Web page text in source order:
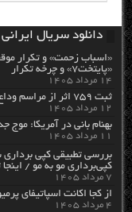
دانلود سریال
«اسباب زحمت» و تکرار
«پایتخت۷» و چرخه تکرار
۱۴ مرداد ۱۴۰۵
ثبت ۷۵۹ اثر از مراسم وداع و تشییع رهبر شهید انقلاب
۱۲ مرداد ۱۴۰۵
بهنام بانی در آمریکا:
۱۱ مرداد ۱۴۰۵
بررسی تطبیقی کپی
کپی‌برداری مو به مو /
۷ مرداد ۱۴۰۵
از کجا اکانت اسپاتیفای پرمیوم بخریم؟
۴ مرداد ۱۴۰۵